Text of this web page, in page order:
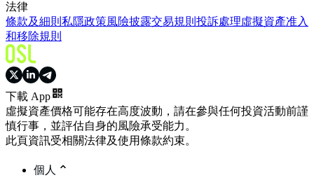
法律
條款及細則 私隱政策風險披露交易規則 投訴處理虛擬資產准入
和移除規則
下載 App
虛擬資產價格可能存在高度波動，請在參與任何投資活動前謹
慎行事，並評估自身的風險承受能力。
此頁資訊受相關法律及使用條款約束。
個人